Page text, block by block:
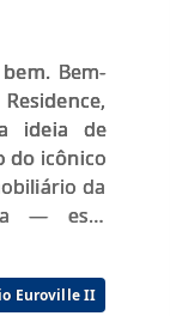
Bem-
ideia de
do icônico
da
— este
Euroville II